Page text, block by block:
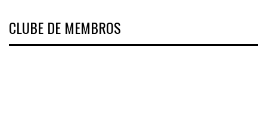
CLUBE DE MEMBROS